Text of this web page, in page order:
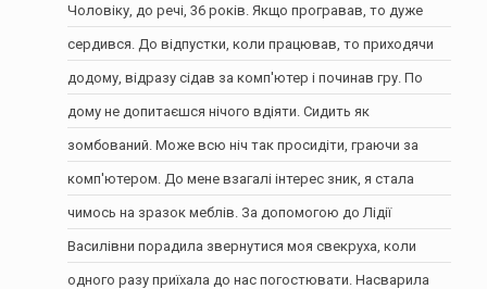
Чоловіку, до речі, 36 років. Якщо програвав, то дуже
сердився. До відпустки, коли працював, то приходячи
додому, відразу сідав за комп'ютер і починав гру. По
дому не допитаєшся нічого вдіяти. Сидить як
зомбований. Може всю ніч так просидіти, граючи за
комп'ютером. До мене взагалі інтерес зник, я стала
чимось на зразок меблів. За допомогою до Лідії
Василівни порадила звернутися моя свекруха, коли
одного разу приїхала до нас погостювати. Насварила